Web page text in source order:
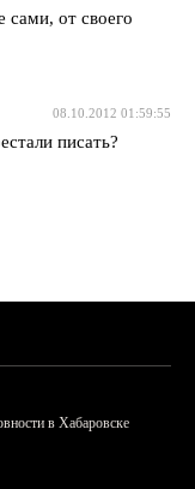
сами, от своего
08.10.2012 01:59:55
писать?
в Хабаровске